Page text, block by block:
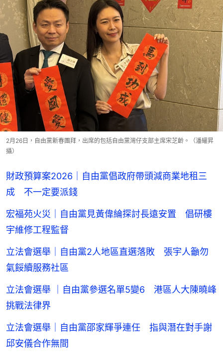
2月26日，自由黨新春團拜，出席的包括自由黨灣仔支部主席宋芝齡。（潘耀昇
攝）
財政預算案2026｜自由黨倡政府帶頭減商業地租三
成 不一定要派錢
宏福苑火災｜自由黨見黃偉綸探討長遠安置 倡研樓
宇維修工程監督
立法會選舉｜自由黨2人地區直選落敗 張宇人籲勿
氣餒續服務社區
立法會選舉 ｜自由黨參選名單5變6 港區人大陳曉峰
挑戰法律界
立法會選舉｜自由黨邵家輝爭連任 指與潛在對手謝
邱安儀合作無間